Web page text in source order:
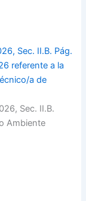
Sec. II.B. Pág.
referente a la
a de
Sec. II.B.
Ambiente